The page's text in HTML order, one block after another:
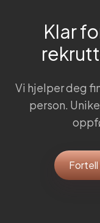
Klar
Vi hjelper deg
person.
Fortell